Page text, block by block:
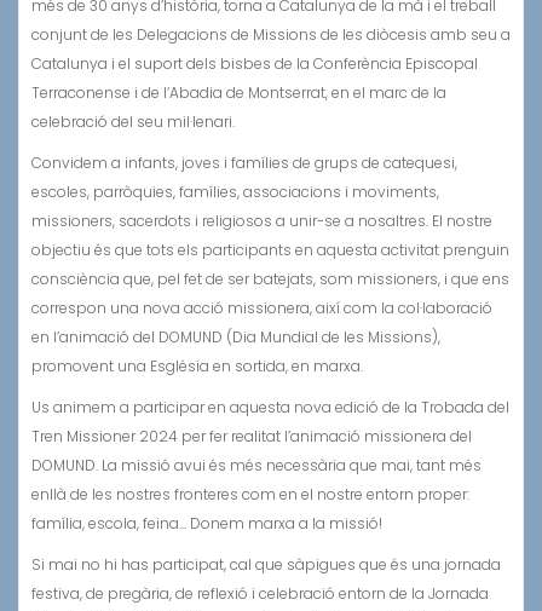
més de 30 anys d’història, torna a Catalunya de la mà i el treball
conjunt de les Delegacions de Missions de les diòcesis amb seu a
Catalunya i el suport dels bisbes de la Conferència Episcopal
Terraconense i de l’Abadia de Montserrat, en el marc de la
celebració del seu mil·lenari.
Convidem a infants, joves i famílies de grups de catequesi,
escoles, parròquies, famílies, associacions i moviments,
missioners, sacerdots i religiosos a unir-se a nosaltres. El nostre
objectiu és que tots els participants en aquesta activitat prenguin
consciència que, pel fet de ser batejats, som missioners, i que ens
correspon una nova acció missionera, així com la col·laboració
en l’animació del DOMUND (Dia Mundial de les Missions),
promovent una Església en sortida, en marxa.
Us animem a participar en aquesta nova edició de la Trobada del
Tren Missioner 2024 per fer realitat l’animació missionera del
DOMUND. La missió avui és més necessària que mai, tant més
enllà de les nostres fronteres com en el nostre entorn proper:
família, escola, feina… Donem marxa a la missió!
Si mai no hi has participat, cal que sàpigues que és una jornada
festiva, de pregària, de reflexió i celebració entorn de la Jornada